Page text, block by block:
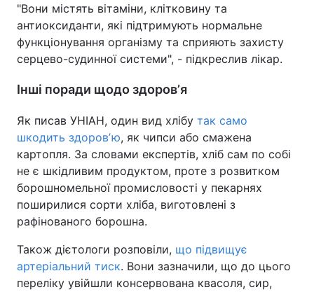
"Вони містять вітаміни, клітковину та
антиоксиданти, які підтримують нормальне
функціонування організму та сприяють захисту
серцево-судинної системи", - підкреслив лікар.
Інші поради щодо здоровʼя
Як писав УНІАН, один вид хлібу так само
шкодить здоровʼю, як чипси або смажена
картопля. За словами експертів, хліб сам по собі
не є шкідливим продуктом, проте з розвитком
борошномельної промисловості у пекарнях
поширилися сорти хліба, виготовлені з
рафінованого борошна.
Також дієтологи розповіли, що підвищує
артеріальний тиск. Вони зазначили, що до цього
переліку увійшли консервована квасоля, сир,